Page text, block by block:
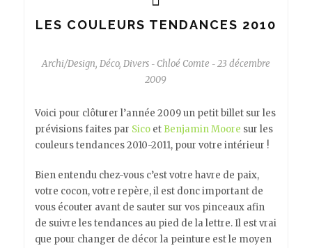
LES COULEURS TENDANCES 2010
Archi/Design, Déco, Divers - Chloé Comte - 23 décembre
2009
Voici pour clôturer l’année 2009 un petit billet sur les
prévisions faites par Sicoet Benjamin Moore sur les
couleurs tendances 2010-2011, pour votre intérieur !
Bien entendu chez-vous c’est votre havre de paix,
votre cocon, votre repère, il est donc important de
vous écouter avant de sauter sur vos pinceaux afin
de suivre les tendances au pied de la lettre. Il est vrai
que pour changer de décor la peinture est le moyen